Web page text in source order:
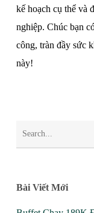
kế hoạch cụ thể và
nghiệp. Chúc bạn
công, tràn đầy sức
này!
Bài Viết Mới